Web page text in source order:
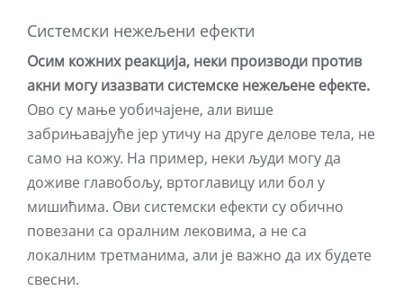
Системски нежељени ефекти
Осим кожних реакција, неки производи против
акни могу изазвати системске нежељене ефекте.
Ово су мање уобичајене, али више
забрињавајуће јер утичу на друге делове тела, не
само на кожу. На пример, неки људи могу да
доживе главобољу, вртоглавицу или бол у
мишићима. Ови системски ефекти су обично
повезани са оралним лековима, а не са
локалним третманима, али је важно да их будете
свесни.